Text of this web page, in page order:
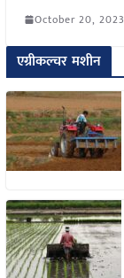
October 20, 2023
एग्रीकल्चर मशीन